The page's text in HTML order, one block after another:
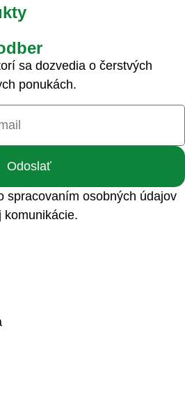
sa dozvedia o čerstvých
ponukách.
Odoslať
spracovaním osobných údajov
komunikácie.